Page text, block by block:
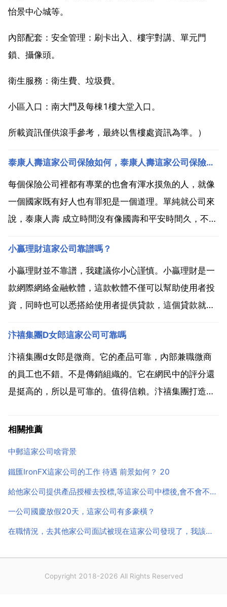
怡景中心城等。
內部配套：安全管理：刷卡出入、樓宇對講、單元門
鎖、攝像頭。
衛生服務：衛生費、垃圾費。
小區入口：南大門及每棟1樓大堂入口。
所載資訊僅供滾手參考，最終以售樓處資訊為準。）
泰康人壽這家公司保險如何，泰康人壽這家公司保險如何？
每個保險公司裡都有專業的也會有渾水摸魚的人，就像
一個國家既有好人也有罪犯是一個道理。單純就公司來
說，泰康人壽 成立時間沒有像國壽和平安時間久，不過
己的一片天了，在2012年保險行業公佈的藍皮書中，
關於保險行業投資回報率的排名中居於榜首，董事長陳
東昇提出...
小贏理財這家公司靠譜嗎？
小贏理財並不靠譜，我建議你小心謹慎。小贏理財是一
款網際網絡金融軟體，這款軟體不僅可以幫助使用者投
資，同時也可以悉搭給使用者提供貸款，這個貸款就是
這並不是一家正規的投資公司，而是pp投資公司。pp跑
路的新聞已經有很多了，我建議你謹慎對待這類投資產
品。一 小贏理...
汴禧集團D女郎這家公司可靠嗎
汴禧集團d女郎是微商。它的產品可靠，內部兼職微商
的員工也不錯。不是傳銷組織的。它在網民中的評分還
是挺高的，所以是可靠的。值得信賴。汴禧集團打造了
還沒有意識到微商私護市場重要性的時候，亞洲第一女
相關推薦
中郵這家公司啥背景
鐵匯IronFX這家公司的工作 待遇 前景如何？ 20
給他家公司提供產品授權去投標,等這家公司中標後,會不會不採購我司產品 有這個可能嗎
一公司國慶放假20天，這家公司有多豪橫？
在職情況，去其他家公司面試被現在這家公司發現了，我該怎麼辦
Copyright 2018-2026 All Rights Reserved